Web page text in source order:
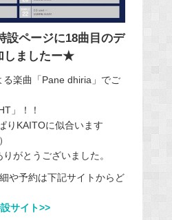
設ページに18曲目のデ
しましたー★
楽曲「Pane dhiria」でご
」！！
りKAITOに似合います
がとうございました。
や予約は下記サイトからど
サイト>>